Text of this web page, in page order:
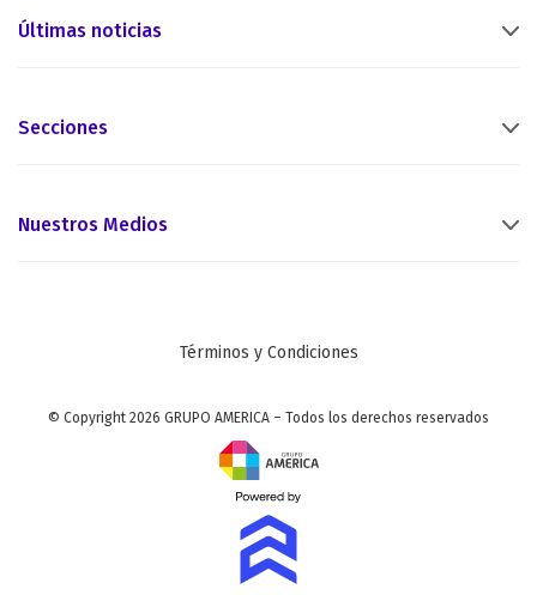
Últimas noticias
Secciones
Nuestros Medios
Términos y Condiciones
© Copyright 2026 GRUPO AMERICA – Todos los derechos reservados